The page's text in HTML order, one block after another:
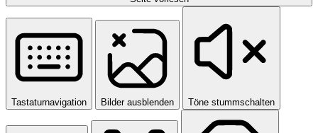
Tastaturnavigation Bilder ausblenden Töne stummschalten